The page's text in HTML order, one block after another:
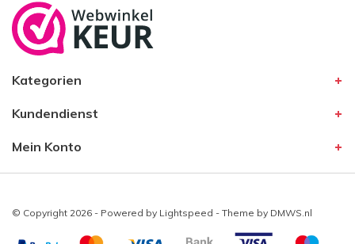
Kategorien
Kundendienst
Mein Konto
© Copyright 2026 - Powered by Lightspeed - Theme by DMWS.nl